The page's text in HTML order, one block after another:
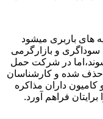
های باربری میشود
سوداگری و بازارگرمی
در شرکت حمل
حذف شده و کارشناسان
داران مذاکره
برایتان فراهم آورد.